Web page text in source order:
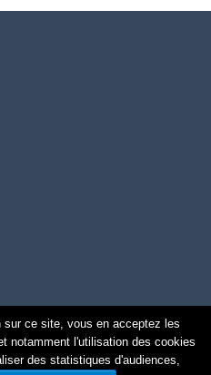
sur ce site, vous en acceptez les
notamment l'utilisation des cookies
des statistiques d'audiences,